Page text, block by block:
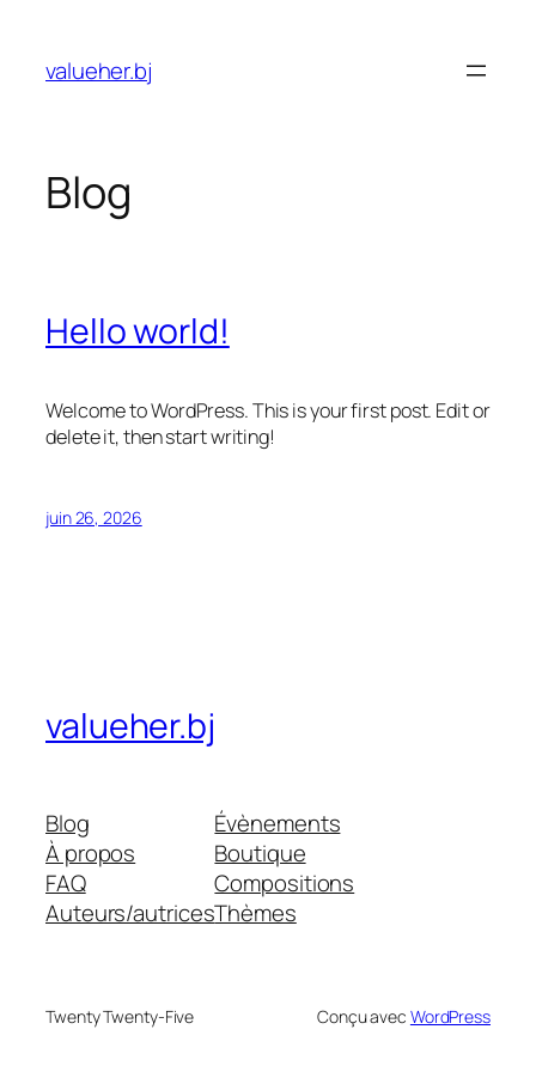
contenu
valueher.bj
Blog
Hello world!
Welcome to WordPress. This is your first post. Edit or
delete it, then start writing!
juin 26, 2026
valueher.bj
Blog
À propos
FAQ
Auteurs/autrices
Évènements
Boutique
Compositions
Thèmes
Twenty Twenty-Five Conçu avec WordPress